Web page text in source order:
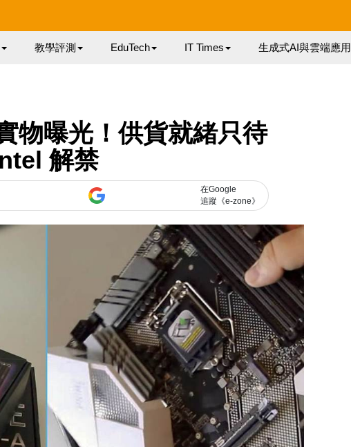
教學評測 EduTech IT Times 生成式AI與雲端應用
物曝光！供貨就緒只待
解禁
在Google
追蹤《e-zone》